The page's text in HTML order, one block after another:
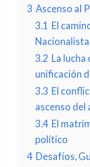
3 Ascenso al
3.1 El
Nacionalista
3.2 La lucha
unificación
3.3 El
ascenso
3.4 El
político
4 Desafíos,